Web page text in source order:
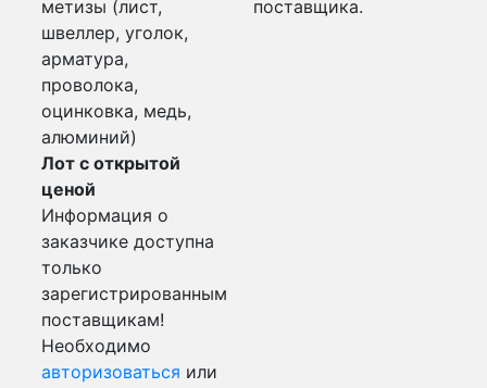
метизы (лист,
швеллер, уголок,
арматура,
проволока,
оцинковка, медь,
алюминий)
Лот с открытой
ценой
Информация о
заказчике доступна
только
зарегистрированным
поставщикам!
Необходимо
авторизоваться или
поставщика.